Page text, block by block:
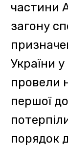
акцентуємо
під час
територій.
та теплий
ДСНС – за